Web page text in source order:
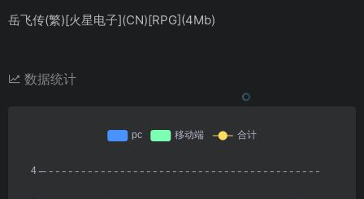
岳飞传(繁)[火星电子](CN)[RPG](4Mb)
数据统计